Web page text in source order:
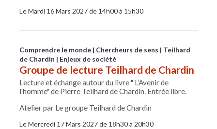
Le Mardi 16 Mars 2027 de 14h00 à 15h30
Comprendre le monde Chercheurs de sens
Teilhard
de Chardin
Enjeux de société
Groupe de lecture Teilhard de Chardin
Lecture et échange autour du livre " L’Avenir de
l'homme" de Pierre Teilhard de Chardin. Entrée libre.
Atelier par Le groupe Teilhard de Chardin
Le Mercredi 17 Mars 2027 de 18h30 à 20h30